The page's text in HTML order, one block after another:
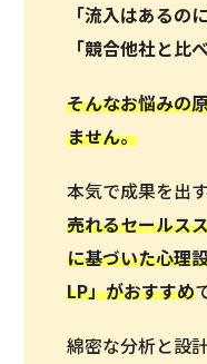
「流入はあるの
「競合他社と比
そんなお悩みの
ません。
本気で成果を出
売れるセールス
に基づいた心理
LP」がおすすめ
綿密な分析と設